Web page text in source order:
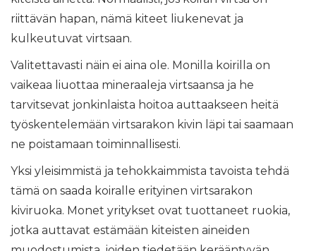
riittävän hapan, nämä kiteet liukenevat ja
kulkeutuvat virtsaan.
Valitettavasti näin ei aina ole. Monilla koirilla on
vaikeaa liuottaa mineraaleja virtsaansa ja he
tarvitsevat jonkinlaista hoitoa auttaakseen heitä
työskentelemään virtsarakon kivin läpi tai saamaan
ne poistamaan toiminnallisesti.
Yksi yleisimmistä ja tehokkaimmista tavoista tehdä
tämä on saada koiralle erityinen virtsarakon
kiviruoka. Monet yritykset ovat tuottaneet ruokia,
jotka auttavat estämään kiteisten aineiden